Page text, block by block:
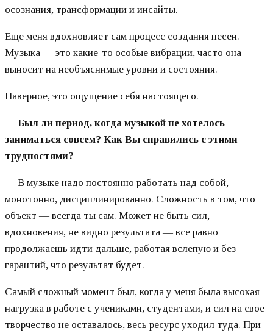
осознания, трансформации и инсайты.
Еще меня вдохновляет сам процесс создания песен.
Музыка — это какие-то особые вибрации, часто она
выносит на необъяснимые уровни и состояния.
Наверное, это ощущение себя настоящего.
— Был ли период, когда музыкой не хотелось
заниматься совсем? Как Вы справились с этими
трудностями?
— В музыке надо постоянно работать над собой,
монотонно, дисциплинированно. Сложность в том, что
объект — всегда ты сам. Может не быть сил,
вдохновения, не видно результата — все равно
продолжаешь идти дальше, работая вслепую и без
гарантий, что результат будет.
Самый сложный момент был, когда у меня была высокая
нагрузка в работе с учениками, студентами, и сил на свое
творчество не оставалось, весь ресурс уходил туда. При